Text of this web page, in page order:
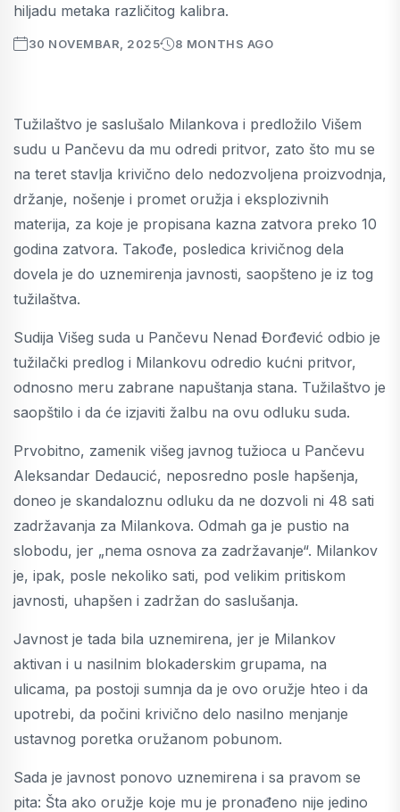
hiljadu metaka različitog kalibra.
30 NOVEMBAR, 2025 8 MONTHS AGO
Tužilaštvo je saslušalo Milankova i predložilo Višem
sudu u Pančevu da mu odredi pritvor, zato što mu se
na teret stavlja krivično delo nedozvoljena proizvodnja,
držanje, nošenje i promet oružja i eksplozivnih
materija, za koje je propisana kazna zatvora preko 10
godina zatvora. Takođe, posledica krivičnog dela
dovela je do uznemirenja javnosti, saopšteno je iz tog
tužilaštva.
Sudija Višeg suda u Pančevu Nenad Đorđević odbio je
tužilački predlog i Milankovu odredio kućni pritvor,
odnosno meru zabrane napuštanja stana. Tužilaštvo je
saopštilo i da će izjaviti žalbu na ovu odluku suda.
Prvobitno, zamenik višeg javnog tužioca u Pančevu
Aleksandar Dedaucić, neposredno posle hapšenja,
doneo je skandaloznu odluku da ne dozvoli ni 48 sati
zadržavanja za Milankova. Odmah ga je pustio na
slobodu, jer „nema osnova za zadržavanje“. Milankov
je, ipak, posle nekoliko sati, pod velikim pritiskom
javnosti, uhapšen i zadržan do saslušanja.
Javnost je tada bila uznemirena, jer je Milankov
aktivan i u nasilnim blokaderskim grupama, na
ulicama, pa postoji sumnja da je ovo oružje hteo i da
upotrebi, da počini krivično delo nasilno menjanje
ustavnog poretka oružanom pobunom.
Sada je javnost ponovo uznemirena i sa pravom se
pita: Šta ako oružje koje mu je pronađeno nije jedino